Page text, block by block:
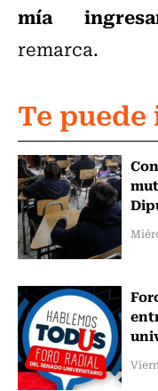
mía
remarca.
Te